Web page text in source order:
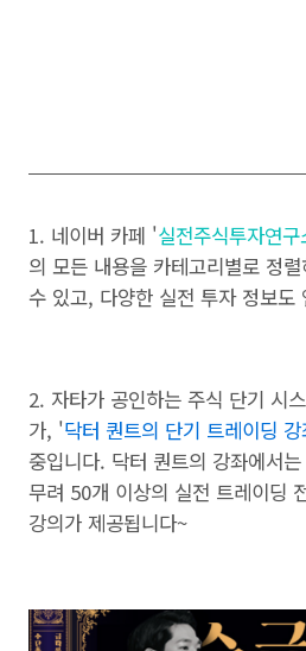
1. 네이버 카페 '실전주식투자연구
의 모든 내용을 카테고리별로 정
수 있고, 다양한 실전 투자 정보도
2. 자타가 공인하는 주식 단기 시
가, '닥터 퀀트의 단기 트레이딩
중입니다. 닥터 퀀트의 강좌에서
무려 50개 이상의 실전 트레이딩
강의가 제공됩니다~